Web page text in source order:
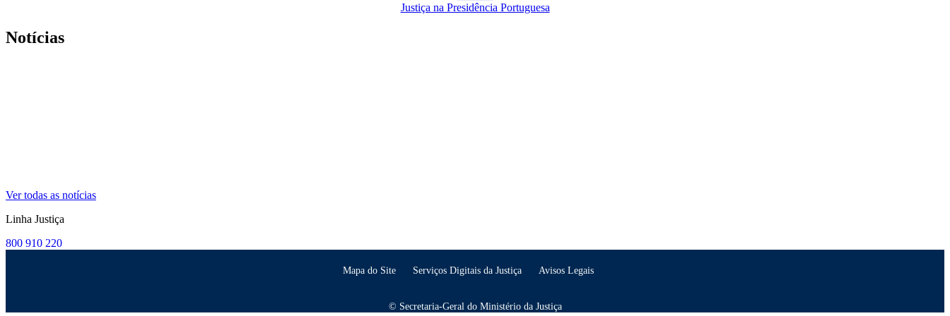
Justiça na Presidência Portuguesa
Notícias
Ver todas as notícias
Linha Justiça
800 910 220
Mapa do Site Serviços Digitais da Justiça Avisos Legais
© Secretaria-Geral do Ministério da Justiça